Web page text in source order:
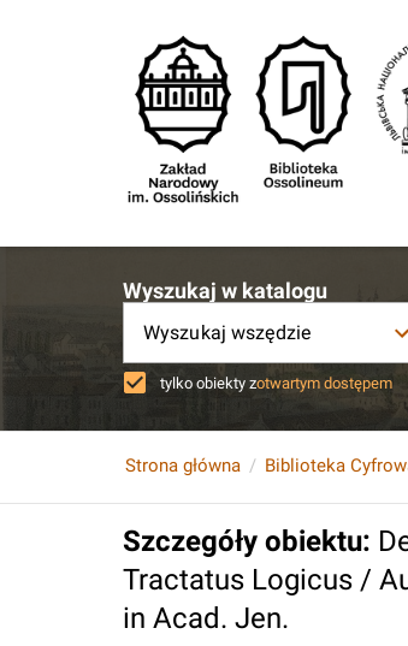
Wyszukaj w katalogu
Wyszukaj wszędzie
tylko obiekty zotwartym dostępem
Strona główna Biblioteka
Szczegóły obiektu:
Tractatus Logicus /
in Acad. Jen.